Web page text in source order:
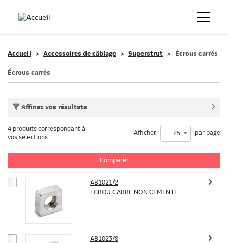
Accueil Accessoires de câblage Superstrut Écrous carrés
Écrous carrés
Affinez vos résultats
Comparer
4 produits correspondant à
vos sélections
Afficher 25 par page
AB1021/2
ECROU CARRE NON CEMENTE
AB1023/8